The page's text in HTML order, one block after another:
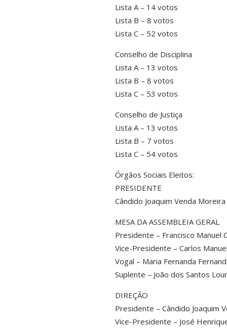
Lista A – 14 votos
Lista B – 8 votos
Lista C – 52 votos
Conselho de Disciplina
Lista A – 13 votos
Lista B – 8 votos
Lista C – 53 votos
Conselho de Justiça
Lista A – 13 votos
Lista B – 7 votos
Lista C – 54 votos
Órgãos Sociais Eleitos:
PRESIDENTE
Cândido Joaquim Venda
MESA DA ASSEMBLEIA GERAL
Presidente – Francisco Manuel
Vice-Presidente – Carlos
Vogal – Maria Fernanda
Suplente – João dos Santos
DIREÇÃO
Presidente – Cândido Joaquim
Vice-Presidente – José